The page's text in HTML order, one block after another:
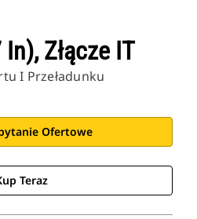
Złącze IT
I Przeładunku
Ofertowe
Teraz